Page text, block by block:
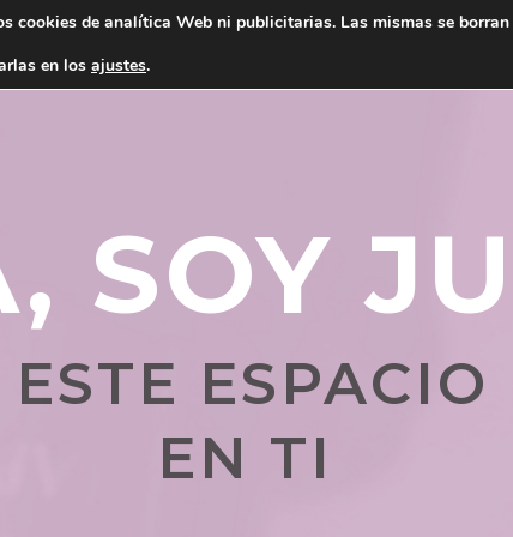
SOY
EN TI
cookies de analítica Web ni publicitarias. Las mismas se
en los ajustes.